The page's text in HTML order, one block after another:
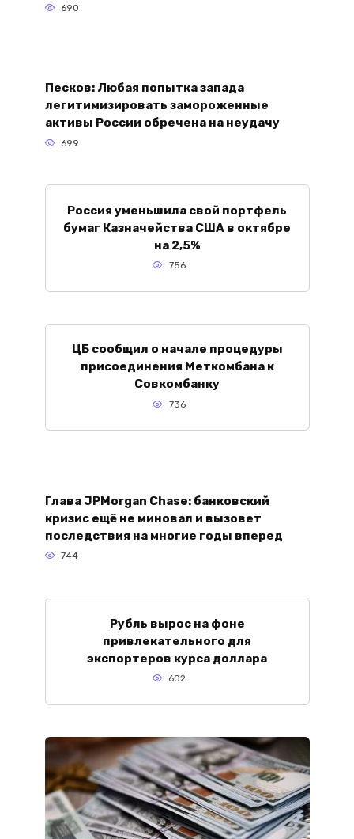
690
Песков: Любая попытка запада
легитимизировать замороженные
активы России обречена на неудачу
699
Россия уменьшила свой портфель
бумаг Казначейства США в октябре
на 2,5%
756
ЦБ сообщил о начале процедуры
присоединения Меткомбана к
Совкомбанку
736
Глава JPMorgan Chase: банковский
кризис ещё не миновал и вызовет
последствия на многие годы вперед
744
Рубль вырос на фоне
привлекательного для
экспортеров курса доллара
602